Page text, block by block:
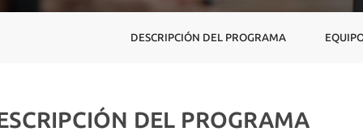
DESCRIPCIÓN DEL PROGRAMA
DEL PROGRAMA